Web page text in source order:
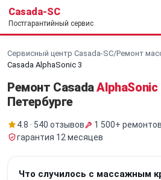
Casada-SC
Постгарантийный сервис
Сервисный центр Casada-SC/Ремонт
Casada AlphaSonic 3
Ремонт CasadaAlphaSonic
Петербурге
4.8 · 540 отзывов
1 500+
гарантия 12 месяцев
Что случилось с массажным